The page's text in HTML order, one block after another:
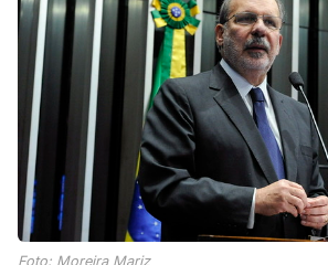
Foto: Moreira Mariz